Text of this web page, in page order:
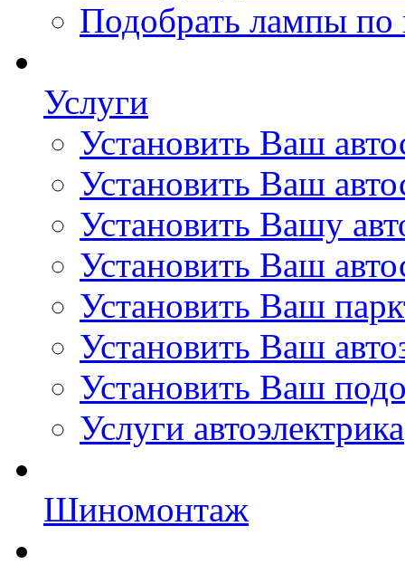
Подобрать лампы по
Услуги
Установить Ваш
Установить Ваш
Установить Вашу
Установить Ваш
Установить Ваш
Установить Ваш
Установить Ваш
Услуги автоэлектрика
Шиномонтаж